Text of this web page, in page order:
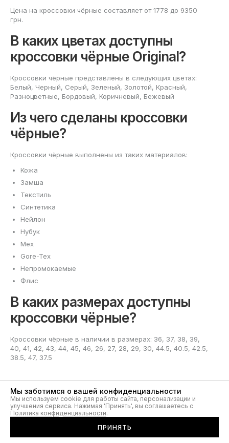
Цена на кроссовки чёрные составляет от 1778 до 9350
грн.
В каких цветах доступны
кроссовки чёрные Original?
Кроссовки чёрные представлены в следующих цветах:
Белый, Черный, Серый, Зеленый, Золотой, Красный,
Разноцветные, Бордовый, Коричневый, Бежевый
Из чего сделаны кроссовки
чёрные?
Кроссовки чёрные выполнены из таких материалов:
Кожа
Замша
Текстиль
Синтетика
Нейлон
Нубук
Мех
Gore-Tex
Непромокаемые
Флис
В каких размерах доступны
кроссовки чёрные?
Кроссовки чёрные в наличии в размерах: 36, 37, 38, 39,
40, 41, 42, 43, 44, 45, 46, 26, 27, 28, 29, 30, 44.5, 40.5, 42.5,
38.5, 47, 37.5
Чёрные кроссовки:
универсальный выбор для
Мы заботимся о вашей конфиденциальности
Мы используем cookie для работы сайта, персонализации и
улучшения сервиса. Нажимая 'Принять', вы соглашаетесь с
Политика конфиденциальности.
ПРИНЯТЬ